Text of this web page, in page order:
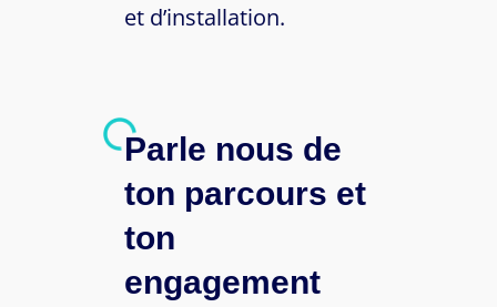
et d’installation.
Parle nous de
ton parcours et
ton
engagement